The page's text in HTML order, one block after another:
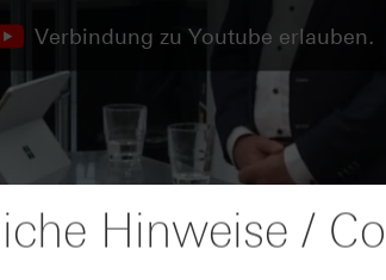
Verbindung zu Youtube erlauben.
Hinweise /